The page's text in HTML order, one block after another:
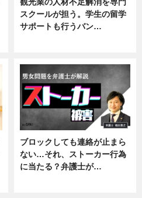
スクールが担う。学生の留学
サポートも行うバン…
ブロックしても連絡が止まら
ない…それ、ストーカー行為
に当たる？弁護士が…